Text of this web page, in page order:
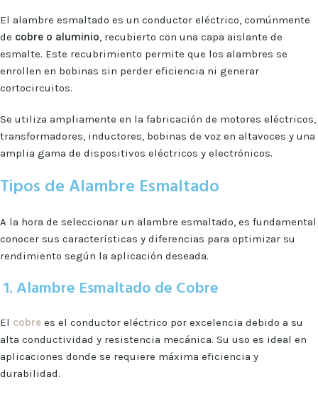
El alambre esmaltado es un conductor eléctrico, comúnmente
de cobre o aluminio, recubierto con una capa aislante de
esmalte. Este recubrimiento permite que los alambres se
enrollen en bobinas sin perder eficiencia ni generar
cortocircuitos.
Se utiliza ampliamente en la fabricación de motores eléctricos,
transformadores, inductores, bobinas de voz en altavoces y una
amplia gama de dispositivos eléctricos y electrónicos.
Tipos de Alambre Esmaltado
A la hora de seleccionar un alambre esmaltado, es fundamental
conocer sus características y diferencias para optimizar su
rendimiento según la aplicación deseada.
1. Alambre Esmaltado de Cobre
El cobre es el conductor eléctrico por excelencia debido a su
alta conductividad y resistencia mecánica. Su uso es ideal en
aplicaciones donde se requiere máxima eficiencia y
durabilidad.